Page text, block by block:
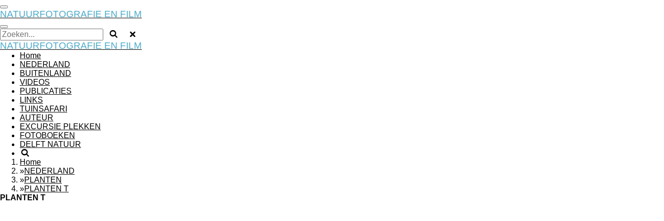
Ga
direct
naar
de
hoofdinhoud
NATUURFOTOGRAFIE EN FILM
NATUURFOTOGRAFIE EN FILM
Home
NEDERLAND
BUITENLAND
VIDEOS
PUBLICATIES
LINKS
TUINSAFARI
AUTEUR
EXCURSIE PLEKKEN
FOTOBOEKEN
DELFT NATUUR
Home
»NEDERLAND
»PLANTEN
»PLANTEN T
PLANTEN T